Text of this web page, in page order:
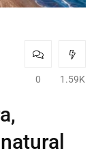
0 1.59K